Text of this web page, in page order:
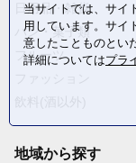
日用品・雑貨
パン・菓子類
フルーツ
地域から探す
当サイトでは、サイ
用しています。サイ
意したことものとい
詳細についてはプラ